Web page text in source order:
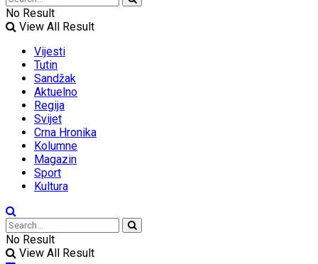
No Result
View All Result
Vijesti
Tutin
Sandžak
Aktuelno
Regija
Svijet
Crna Hronika
Kolumne
Magazin
Sport
Kultura
No Result
View All Result